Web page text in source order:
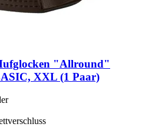
"Allround"
XXL (1 Paar)